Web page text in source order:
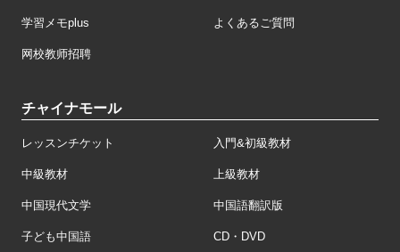
学習メモplus よくあるご質問
网校教师招聘
チャイナモール
レッスンチケット 入門&初級教材
中級教材 上級教材
中国現代文学 中国語翻訳版
子ども中国語 CD・DVD